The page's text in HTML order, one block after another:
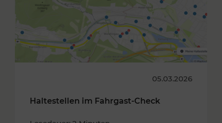
05.03.2026
Haltestellen im Fahrgast-Check